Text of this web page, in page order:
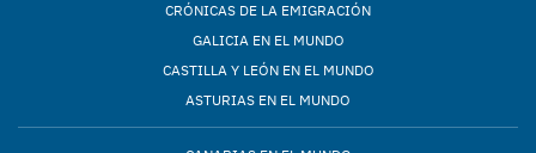
CRÓNICAS DE LA EMIGRACIÓN
GALICIA EN EL MUNDO
CASTILLA Y LEÓN EN EL MUNDO
ASTURIAS EN EL MUNDO